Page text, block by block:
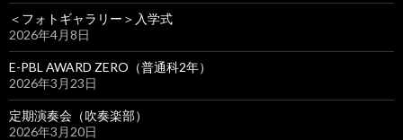
＜フォトギャラリー＞入学式
2026年4月8日
E-PBL AWARD ZERO（普通科2年）
2026年3月23日
定期演奏会（吹奏楽部）
2026年3月20日